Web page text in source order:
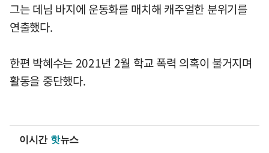
그는 데님 바지에 운동화를 매치해 캐주얼한 분위기를
연출했다.
한편 박혜수는 2021년 2월 학교 폭력 의혹이 불거지며
활동을 중단했다.
이시간 핫뉴스